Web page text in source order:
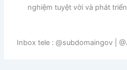
nghiệm tuyệt vời và phát
Inbox tele : @subdomaingov |